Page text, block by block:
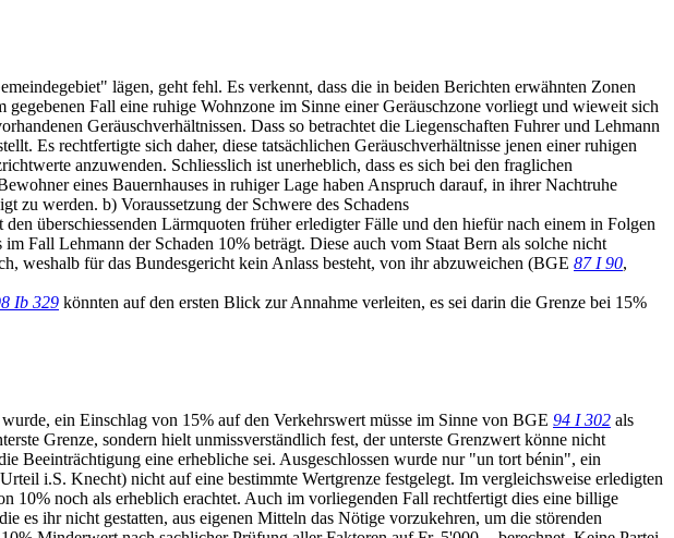
lägen, geht fehl. Es verkennt, dass die in beiden Berichten erwähnten Zonen
Fall eine ruhige Wohnzone im Sinne einer Geräuschzone vorliegt und wieweit sich
Geräuschverhältnissen. Dass so betrachtet die Liegenschaften Fuhrer und Lehmann
Es rechtfertigte sich daher, diese tatsächlichen Geräuschverhältnisse jenen einer ruhigen
anzuwenden. Schliesslich ist unerheblich, dass es sich bei den fraglichen
eines Bauernhauses in ruhiger Lage haben Anspruch darauf, in ihrer Nachtruhe
zu werden. b) Voraussetzung der Schwere des Schadens
überschiessenden Lärmquoten früher erledigter Fälle und den hiefür nach einem in Folgen
Fall Lehmann der Schaden 10% beträgt. Diese auch vom Staat Bern als solche nicht
weshalb für das Bundesgericht kein Anlass besteht, von ihr abzuweichen (BGE 87 I 90,
Ib 329 könnten auf den ersten Blick zur Annahme verleiten, es sei darin die Grenze bei 15%
ein Einschlag von 15% auf den Verkehrswert müsse im Sinne von BGE 94 I 302 als
Grenze, sondern hielt unmissverständlich fest, der unterste Grenzwert könne nicht
Beeinträchtigung eine erhebliche sei. Ausgeschlossen wurde nur "un tort bénin", ein
i.S. Knecht) nicht auf eine bestimmte Wertgrenze festgelegt. Im vergleichsweise erledigten
10% noch als erheblich erachtet. Auch im vorliegenden Fall rechtfertigt dies eine billige
es ihr nicht gestatten, aus eigenen Mitteln das Nötige vorzukehren, um die störenden